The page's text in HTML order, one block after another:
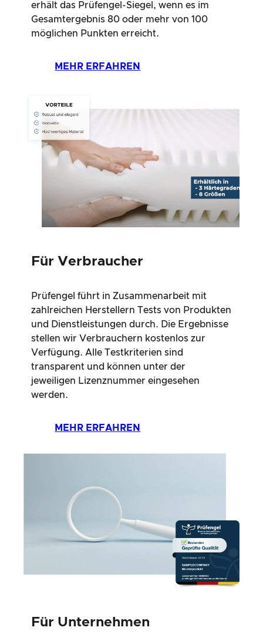
erhält das Prüfengel-Siegel, wenn es im
Gesamtergebnis 80 oder mehr von 100
möglichen Punkten erreicht.
MEHR ERFAHREN
Für Verbraucher
Prüfengel führt in Zusammenarbeit mit
zahlreichen Herstellern Tests von Produkten
und Dienstleistungen durch. Die Ergebnisse
stellen wir Verbrauchern kostenlos zur
Verfügung. Alle Testkriterien sind
transparent und können unter der
jeweiligen Lizenznummer eingesehen
werden.
MEHR ERFAHREN
Für Unternehmen